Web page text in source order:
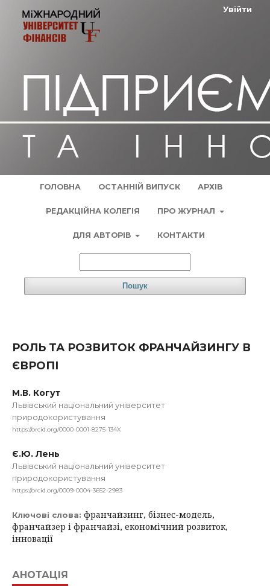
ГОЛОВНА ОСТАННІЙ ВИПУСК АРХІВ
РЕДАКЦІЙНА КОЛЕГІЯ ПРО ЖУРНАЛ
ДЛЯ АВТОРІВ КОНТАКТИ
Пошук
Увійти
РОЛЬ ТА РОЗВИТОК ФРАНЧАЙЗИНГУ В
ЄВРОПІ
М.В. Когут
Львівський національний університет
природокористування
https://orcid.org/0000-0001-8275-134X
Є.Ю. Лень
Львівський національний університет
природокористування
https://orcid.org/0009-0004-3652-2983
Ключові слова: франчайзинг, бізнес-модель,
франчайзер і франчайзі, економічний розвиток,
інновації
АНОТАЦІЯ